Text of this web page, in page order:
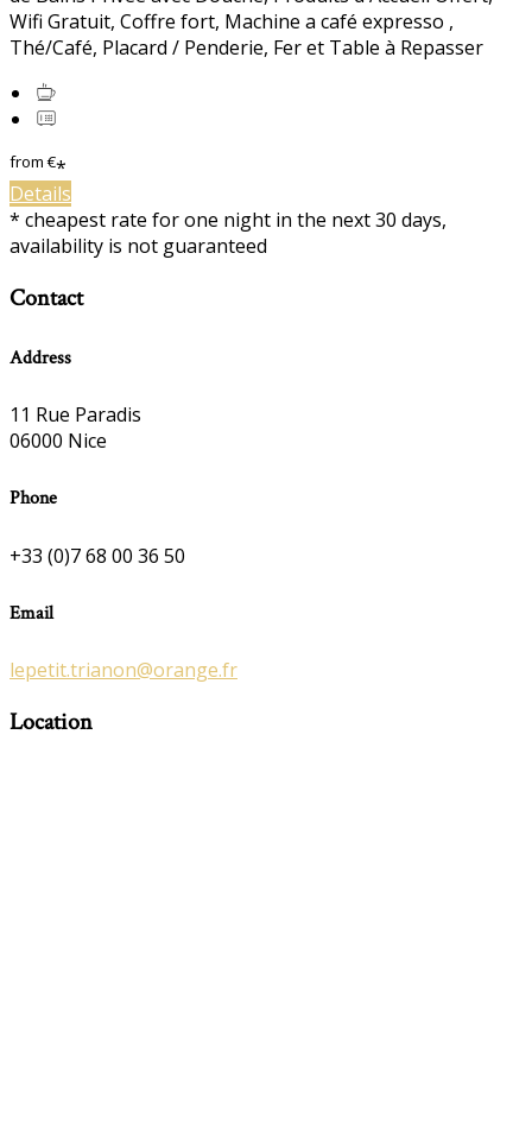
Wifi Gratuit, Coffre fort, Machine a café expresso ,
Thé/Café, Placard / Penderie, Fer et Table à Repasser
from€*
Details
* cheapest rate for one night in the next 30 days,
availability is not guaranteed
Contact
Address
11 Rue Paradis
06000 Nice
Phone
+33 (0)7 68 00 36 50
Email
lepetit.trianon@orange.fr
Location